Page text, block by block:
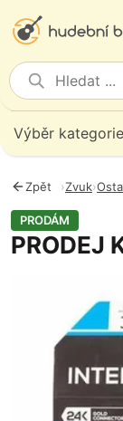
Výběr kategorie
Zpět ›Zvuk›
PRODÁM
PRODEJ